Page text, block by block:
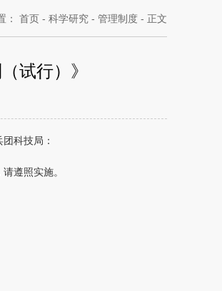
： 首页 - 科学研究 - 管理制度 - 正文
试行）》
科技局：
遵照实施。